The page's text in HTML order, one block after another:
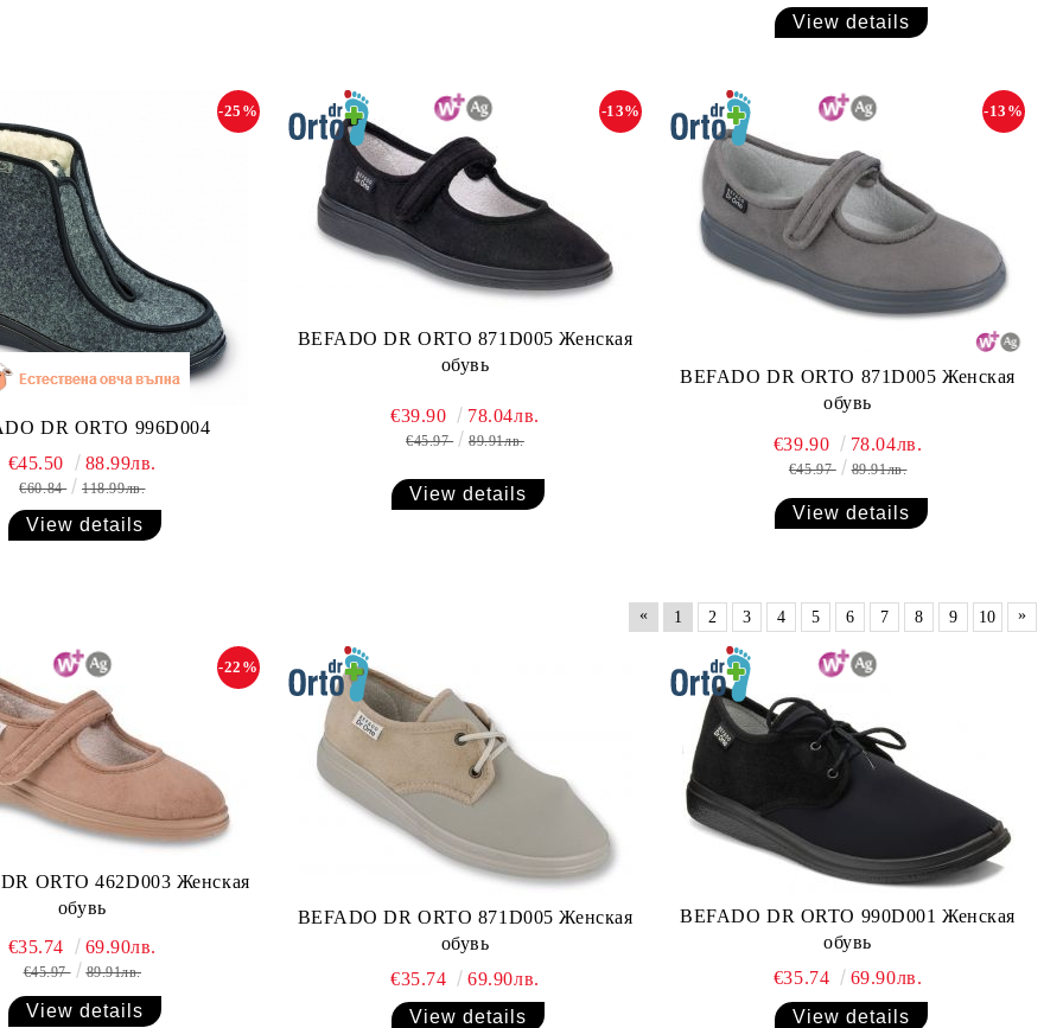
View details
DR ORTO 996D004
-25%
€45.50 88.99лв.
€60.84 118.99лв.
View details
BEFADO DR ORTO 871D005 Женская
обувь
-13%
€39.90 78.04лв.
€45.97 89.91лв.
View details
BEFADO DR ORTO 871D005 Женская
обувь
-13%
€39.90 78.04лв.
€45.97 89.91лв.
View details
« 1 2 3 4 5 6 7 8 9 10 »
ORTO 462D003 Женская
обувь
-22%
€35.74 69.90лв.
€45.97 89.91лв.
View details
BEFADO DR ORTO 871D005 Женская
обувь
€35.74
69.90лв.
View details
BEFADO DR ORTO 990D001 Женская
обувь
€35.74
69.90лв.
View details